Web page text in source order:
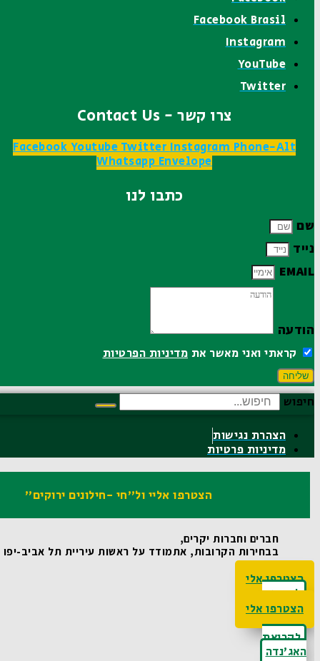
Facebook Brasil
Instagram
YouTube
Twitter
צרו קשר - Contact Us
FacebookYoutubeTwitterInstagramPhone-Alt
WhatsappEnvelope
כתבו לנו
שם
נייד
EMAIL
הודעה
קראתי ואני מאשר אתמדיניות הפרטיות
שליחה
חיפוש
הצהרת נגישות
מדיניות פרטיות
הצטרפו אליי ול"חי -חילונים ירוקים"
חברים וחברות יקרים,
בבחירות הקרובות, אתמודד על ראשות עיריית תל אביב-יפו
הצטרפו אלי
לקריאת
האג'נדה
הצטרפו אלי
לקריאת
האג'נדה